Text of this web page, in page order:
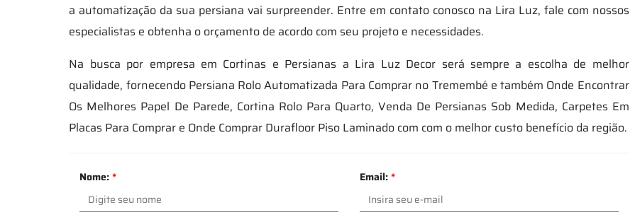
a automatização da sua persiana vai surpreender. Entre em contato conosco na Lira Luz, fale com nossos
especialistas e obtenha o orçamento de acordo com seu projeto e necessidades.
Na busca por empresa em Cortinas e Persianas a Lira Luz Decor será sempre a escolha de melhor
qualidade, fornecendo Persiana Rolo Automatizada Para Comprar no Tremembé e também Onde Encontrar
Os Melhores Papel De Parede, Cortina Rolo Para Quarto, Venda De Persianas Sob Medida, Carpetes Em
Placas Para Comprar e Onde Comprar Durafloor Piso Laminado com com o melhor custo benefício da região.
Nome:* Email:*